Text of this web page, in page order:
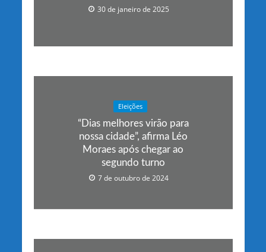
30 de janeiro de 2025
Eleições
“Dias melhores virão para
nossa cidade”, afirma Léo
Moraes após chegar ao
segundo turno
7 de outubro de 2024